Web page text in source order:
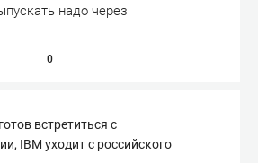
надо через
0
встретиться с
IBM уходит с российского